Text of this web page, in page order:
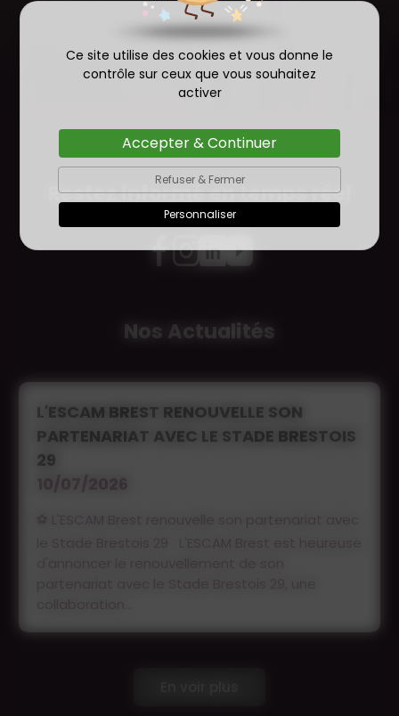
Ce site utilise des cookies et vous donne le
contrôle sur ceux que vous souhaitez
activer
Accepter & Continuer
Refuser & Fermer
Personnaliser
Restez informé en temps réel
Nos Actualités
L'ESCAM BREST RENOUVELLE SON
PARTENARIAT AVEC LE STADE BRESTOIS
29
10/07/2026